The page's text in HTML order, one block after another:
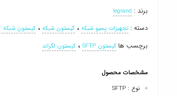
برند : legrand
دسته :تجهیزات پسیو شبکه ،کیستون شبکه ،کیستون شبکه Cat6
برچسب هاکیستون SFTP ،کیستون لگراند
مشخصات محصول
نوع : SFTP